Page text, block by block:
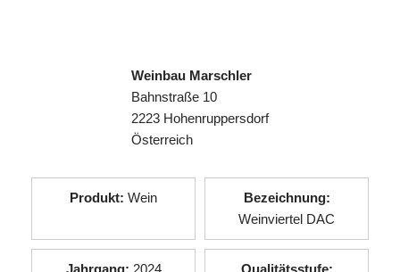
Weinbau Marschler
Bahnstraße 10
2223 Hohenruppersdorf
Österreich
Produkt: Wein
Bezeichnung:
Weinviertel DAC
Jahrgang: 2024
Qualitätsstufe: